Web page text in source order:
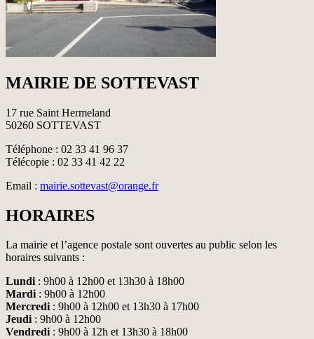
MAIRIE DE SOTTEVAST
17 rue Saint Hermeland
50260 SOTTEVAST
Téléphone : 02 33 41 96 37
Télécopie : 02 33 41 42 22
Email : mairie.sottevast@orange.fr
HORAIRES
La mairie et l’agence postale sont ouvertes au public selon les
horaires suivants :
Lundi: 9h00 à 12h00 et 13h30 à 18h00
Mardi: 9h00 à 12h00
Mercredi: 9h00 à 12h00 et 13h30 à 17h00
Jeudi : 9h00 à 12h00
Vendredi: 9h00 à 12h et 13h30 à 18h00